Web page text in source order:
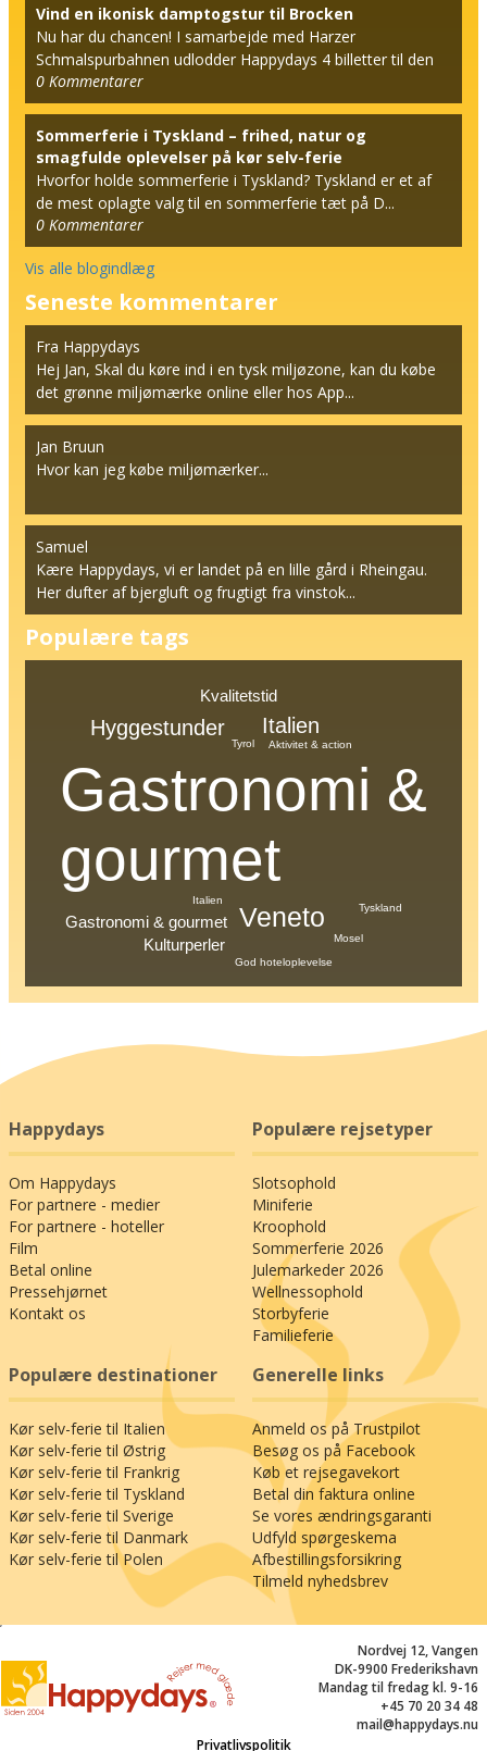
Vind en ikonisk damptogstur til Brocken
Nu har du chancen! I samarbejde med Harzer
Schmalspurbahnen udlodder Happydays 4 billetter til den
berømt...
0 Kommentarer
Sommerferie i Tyskland – frihed, natur og
smagfulde oplevelser på kør selv-ferie
Hvorfor holde sommerferie i Tyskland? Tyskland er et af
de mest oplagte valg til en sommerferie tæt på D...
0 Kommentarer
Vis alle blogindlæg
Seneste kommentarer
Fra Happydays
Hej Jan, Skal du køre ind i en tysk miljøzone, kan du købe
det grønne miljømærke online eller hos App...
Jan Bruun
Hvor kan jeg købe miljømærker...
Samuel
Kære Happydays, vi er landet på en lille gård i Rheingau.
Her dufter af bjergluft og frugtigt fra vinstok...
Populære tags
Gastronomi &
gourmet
Veneto
Italien
Hyggestunder
Gastronomi & gourmet
Kvalitetstid
Kulturperler
Aktivitet & action
God hoteloplevelse
Tyskland
Italien
Tyrol
Mosel
Happydays
Om Happydays
For partnere - medier
For partnere - hoteller
Film
Betal online
Pressehjørnet
Kontakt os
Populære rejsetyper
Slotsophold
Miniferie
Kroophold
Sommerferie 2026
Julemarkeder 2026
Wellnessophold
Storbyferie
Familieferie
Populære destinationer
Kør selv-ferie til Italien
Kør selv-ferie til Østrig
Kør selv-ferie til Frankrig
Kør selv-ferie til Tyskland
Kør selv-ferie til Sverige
Kør selv-ferie til Danmark
Kør selv-ferie til Polen
Generelle links
Anmeld os på Trustpilot
Besøg os på Facebook
Køb et rejsegavekort
Betal din faktura online
Se vores ændringsgaranti
Udfyld spørgeskema
Afbestillingsforsikring
Tilmeld nyhedsbrev
Nordvej 12, Vangen
DK-9900 Frederikshavn
Mandag til fredag kl. 9-16
+45 70 20 34 48
mail@happydays.nu
Privatlivspolitik